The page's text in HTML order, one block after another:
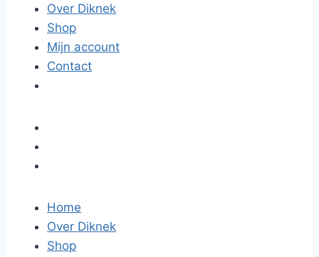
Over Diknek
Shop
Mijn account
Contact
Home
Over Diknek
Shop